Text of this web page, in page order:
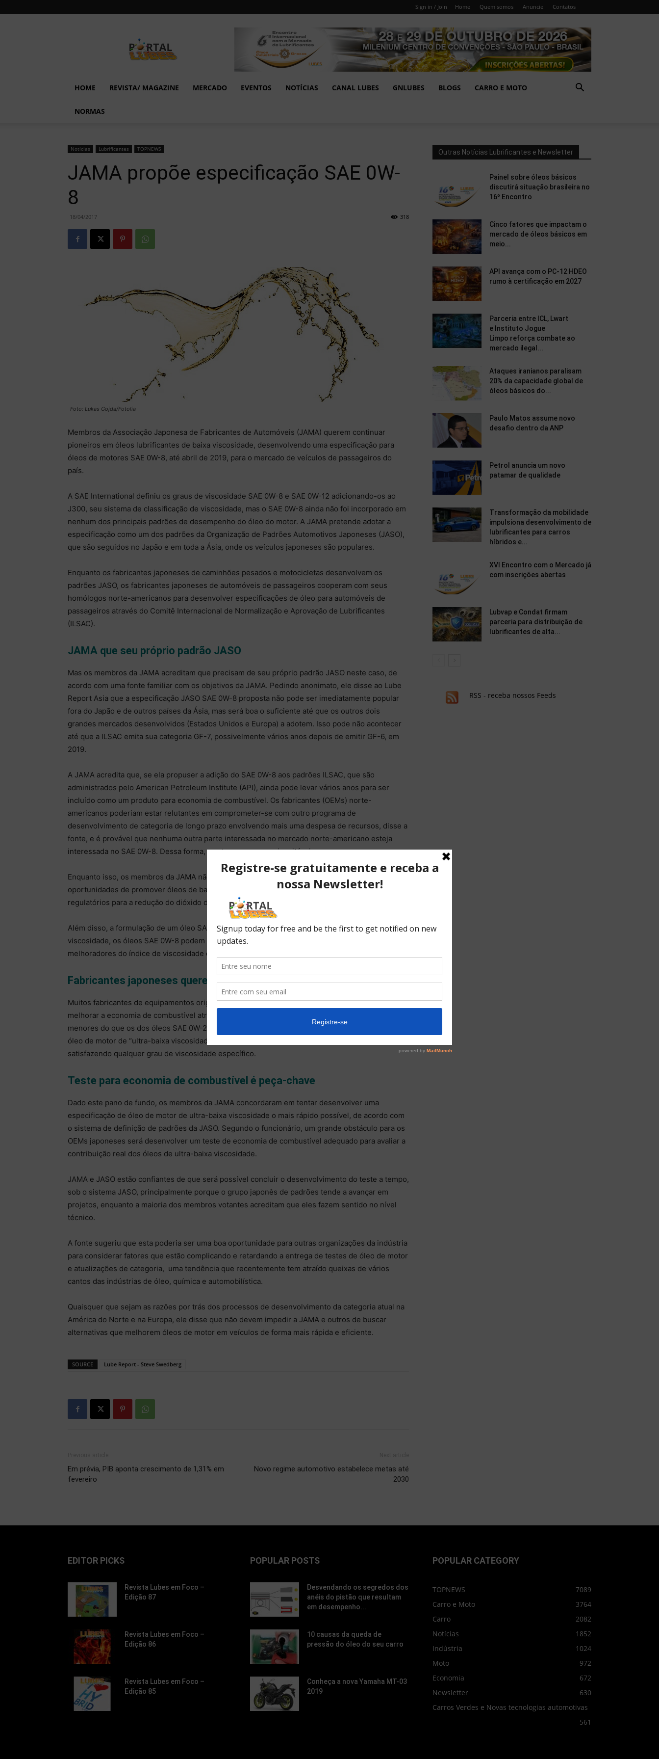
Sign in / Join Home Quem somos Anuncie Contatos
em
Foco
HOME REVISTA/ MAGAZINE MERCADO EVENTOS NOTÍCIAS CANAL LUBES GNLUBES BLOGS CARRO E MOTO
NORMAS
Notícias Lubrificantes TOPNEWS
JAMA propõe especificação SAE 0W-
8
18/04/2017 318
Foto: Lukas Gojda/Fotolia
Membros da Associação Japonesa de Fabricantes de Automóveis (JAMA) querem continuar
pioneiros em óleos lubrificantes de baixa viscosidade, desenvolvendo uma especificação para
óleos de motores SAE 0W-8, até abril de 2019, para o mercado de veículos de passageiros do
país.
A SAE International definiu os graus de viscosidade SAE 0W-8 e SAE 0W-12 adicionando-os ao
J300, seu sistema de classificação de viscosidade, mas o SAE 0W-8 ainda não foi incorporado em
nenhum dos principais padrões de desempenho do óleo do motor. A JAMA pretende adotar a
especificação como um dos padrões da Organização de Padrões Automotivos Japoneses (JASO),
que são seguidos no Japão e em toda a Ásia, onde os veículos japoneses são populares.
Enquanto os fabricantes japoneses de caminhões pesados e motocicletas desenvolvem os
padrões JASO, os fabricantes japoneses de automóveis de passageiros cooperam com seus
homólogos norte-americanos para desenvolver especificações de óleo para automóveis de
passageiros através do Comitê Internacional de Normalização e Aprovação de Lubrificantes
(ILSAC).
JAMA que seu próprio padrão JASO
Mas os membros da JAMA acreditam que precisam de seu próprio padrão JASO neste caso, de
acordo com uma fonte familiar com os objetivos da JAMA. Pedindo anonimato, ele disse ao Lube
Report Asia que a especificação JASO SAE 0W-8 proposta não pode ser imediatamente popular
fora do Japão e de outros países da Ásia, mas será boa o suficiente até que os outros dois
grandes mercados desenvolvidos (Estados Unidos e Europa) a adotem. Isso pode não acontecer
até que a ILSAC emita sua categoria GF-7, possivelmente vários anos depois de emitir GF-6, em
2019.
A JAMA acredita que, se ela propuser a adição do SAE 0W-8 aos padrões ILSAC, que são
administrados pelo American Petroleum Institute (API), ainda pode levar vários anos para ser
incluído como um produto para economia de combustível. Os fabricantes (OEMs) norte-
americanos poderiam estar relutantes em comprometer-se com outro programa de
desenvolvimento de categoria de longo prazo envolvendo mais uma despesa de recursos, disse a
fonte, e é provável que nenhuma outra parte interessada no mercado norte-americano esteja
interessada no SAE 0W-8. Dessa forma, os atrasos parecem inevitáveis.
Enquanto isso, os membros da JAMA não querem perder, nem comprometer quaisquer
oportunidades de promover óleos de baixa viscosidade, à luz do endurecimento dos mandatos
regulatórios para a redução do dióxido de carbono (CO2).
Além disso, a formulação de um óleo SAE 0W-8 não é difícil, explicou a fonte. Em termos de
viscosidade, os óleos SAE 0W-8 podem ser feitos simplesmente removendo-se todos os
melhoradores do índice de viscosidade de um produto SAE 0W-20 e ajustando outros aditivos.
Fabricantes japoneses querem viscosidades menores
Muitos fabricantes de equipamentos originais japoneses consideram, há algum tempo, tentar
melhorar a economia de combustível através do uso de óleos de motores com viscosidades ainda
menores do que os dos óleos SAE 0W-20 e SAE 0W-16. A Honda, por exemplo, já introduziu um
óleo de motor de “ultra-baixa viscosidade”, o Ultra Next, embora não comercialize o produto como
satisfazendo qualquer grau de viscosidade específico.
Teste para economia de combustível é peça-chave
Dado este pano de fundo, os membros da JAMA concordaram em tentar desenvolver uma
especificação de óleo de motor de ultra-baixa viscosidade o mais rápido possível, de acordo com
o sistema de definição de padrões da JASO. Segundo o funcionário, um grande obstáculo para os
OEMs japoneses será desenvolver um teste de economia de combustível adequado para avaliar a
contribuição real dos óleos de ultra-baixa viscosidade.
JAMA e JASO estão confiantes de que será possível concluir o desenvolvimento do teste a tempo,
sob o sistema JASO, principalmente porque o grupo japonês de padrões tende a avançar em
projetos, enquanto a maioria dos membros votantes acreditam que eles fazem sentido no nível
técnico.
A fonte sugeriu que esta poderia ser uma boa oportunidade para outras organizações da indústria
para considerar fatores que estão complicando e retardando a entrega de testes de óleo de motor
e atualizações de categoria, uma tendência que recentemente tem atraído queixas de vários
cantos das indústrias de óleo, química e automobilística.
Quaisquer que sejam as razões por trás dos processos de desenvolvimento da categoria atual na
América do Norte e na Europa, ele disse que não devem impedir a JAMA e outros de buscar
alternativas que melhorem óleos de motor em veículos de forma mais rápida e eficiente.
SOURCE Lube Report - Steve Swedberg
Em prévia, PIB aponta crescimento de 1,31% em
fevereiro
Novo regime automotivo estabelece metas até
2030
Outras Notícias Lubrificantes e Newsletter
Painel sobre óleos básicos
discutirá situação brasileira no
16º Encontro
Cinco fatores que impactam o
mercado de óleos básicos em
meio...
API avança com o PC-12 HDEO
rumo à certificação em 2027
Parceria entre ICL, Lwart
e Instituto Jogue
Limpo reforça combate ao
mercado ilegal...
Ataques iranianos paralisam
20% da capacidade global de
óleos básicos do...
Paulo Matos assume novo
desafio dentro da ANP
Petrol anuncia um novo
patamar de qualidade
Transformação da mobilidade
impulsiona desenvolvimento de
lubrificantes para carros
híbridos e...
XVI Encontro com o Mercado já
com inscrições abertas
Lubvap e Condat firmam
parceria para distribuição de
lubrificantes de alta...
RSS - receba nossos Feeds
EDITOR PICKS
Revista Lubes em Foco –
Edição 87
Revista Lubes em Foco –
Edição 86
Revista Lubes em Foco –
Edição 85
POPULAR POSTS
Desvendando os segredos dos
anéis do pistão que resultam
em desempenho...
10 causas da queda de
pressão do óleo do seu carro
Conheça a nova Yamaha MT-03
2019
POPULAR CATEGORY
TOPNEWS
7089
Carro e Moto
3764
Carro
2082
Notícias
1852
Indústria
1024
Moto
972
Economia
672
Newsletter
630
Carros Verdes e Novas tecnologias automotivas
561